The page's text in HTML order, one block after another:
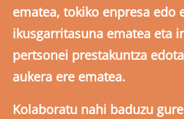
ematea, tokiko enpresa edo
ikusgarritasuna ematea eta
pertsonei prestakuntza
aukera ere ematea.
Kolaboratu nahi baduzu